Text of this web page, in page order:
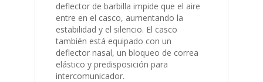
deflector de barbilla impide que el aire
entre en el casco, aumentando la
estabilidad y el silencio. El casco
también está equipado con un
deflector nasal, un bloqueo de correa
elástico y predisposición para
intercomunicador.